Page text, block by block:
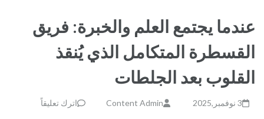
عندما يجتمع العلم والخبرة: فريق
القسطرة المتكامل الذي يُنقذ
القلوب بعد الجلطات
3 نوفمبر,2025 Content Admin اترك تعليقاً